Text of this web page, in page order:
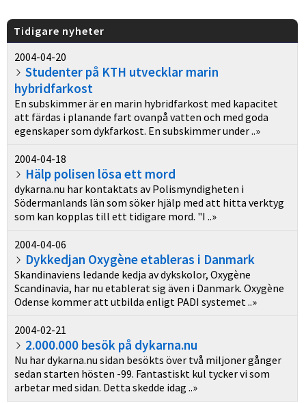
Tidigare nyheter
2004-04-20
Studenter på KTH utvecklar marin
hybridfarkost
En subskimmer är en marin hybridfarkost med kapacitet
att färdas i planande fart ovanpå vatten och med goda
egenskaper som dykfarkost. En subskimmer under ..»
2004-04-18
Hälp polisen lösa ett mord
dykarna.nu har kontaktats av Polismyndigheten i
Södermanlands län som söker hjälp med att hitta verktyg
som kan kopplas till ett tidigare mord. "I ..»
2004-04-06
Dykkedjan Oxygène etableras i Danmark
Skandinaviens ledande kedja av dykskolor, Oxygène
Scandinavia, har nu etablerat sig även i Danmark. Oxygène
Odense kommer att utbilda enligt PADI systemet ..»
2004-02-21
2.000.000 besök på dykarna.nu
Nu har dykarna.nu sidan besökts över två miljoner gånger
sedan starten hösten -99. Fantastiskt kul tycker vi som
arbetar med sidan. Detta skedde idag ..»